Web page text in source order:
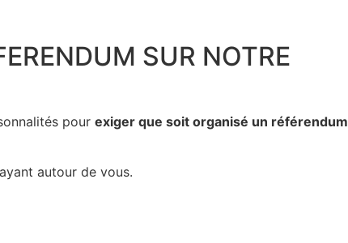
SUR NOTRE
pour exiger que soit organisé un référendum
autour de vous.